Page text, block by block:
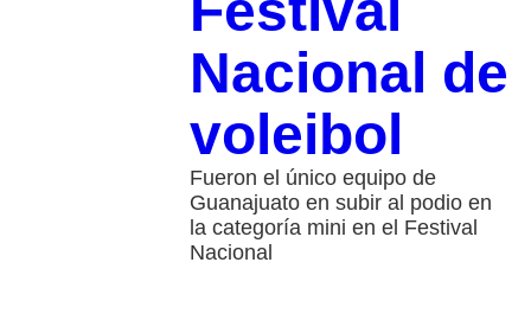
Nacional de
voleibol
Fueron el único equipo de
Guanajuato en subir al podio en
la categoría mini en el Festival
Nacional